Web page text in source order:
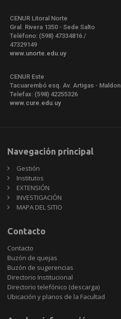
CENUR Litoral Norte
Gral. Rivera 1350 - Sede Salto
Teléfono: (598) 47334816 /
47329149
www.unorte.edu.uy
CENUR Este
Tacuarembó esq. Av. Artigas -
Telefax: (598) 42255326
www.cure.edu.uy
Navegación principal
Gestión
Institutos
EXTENSIÓN
INVESTIGACIÓN
MAPA DEL SITIO
Contacto
Contacto
Buzón de quejas
Buzón de sugerencias
Directorio Institucional
Directorio telefónico (descarga)
Ubicación y planos de la Facultad